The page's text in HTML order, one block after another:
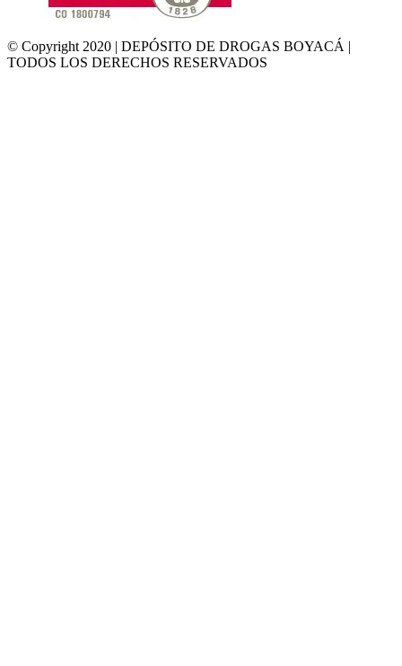
© Copyright 2020 | DEPÓSITO DE DROGAS BOYACÁ |
TODOS LOS DERECHOS RESERVADOS